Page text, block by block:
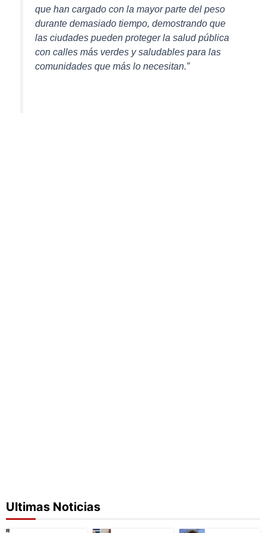
que han cargado con la mayor parte del peso
durante demasiado tiempo, demostrando que
las ciudades pueden proteger la salud pública
con calles más verdes y saludables para las
comunidades que más lo necesitan.”
Ultimas Noticias